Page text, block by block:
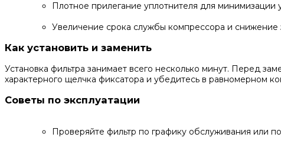
Плотное прилегание уплотнителя для минимизации
Увеличение срока службы компрессора и снижение
Как установить и заменить
Установка фильтра занимает всего несколько минут. Перед
характерного щелчка фиксатора и убедитесь в равномерном
Советы по эксплуатации
Проверяйте фильтр по графику обслуживания или